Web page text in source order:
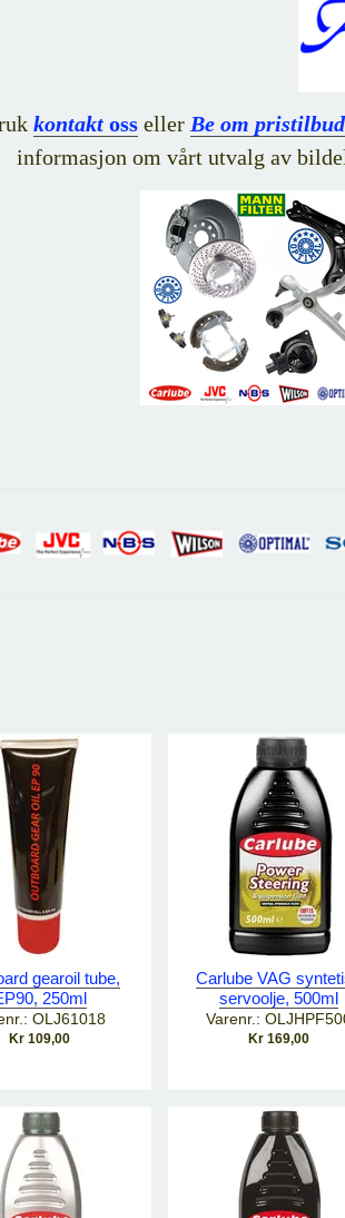
kontakt oss eller Be om pristilbud
informasjon om vårt utvalg av
gearoil tube,
250ml
OLJ61018
Kr 109,00
Carlube VAG
servoolje, 500ml
Varenr.:
Kr 169,00